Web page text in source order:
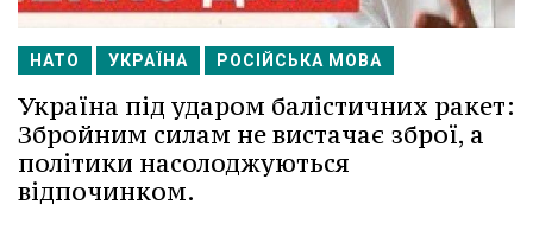
НАТО УКРАЇНА РОСІЙСЬКА МОВА
Україна під ударом балістичних ракет:
Збройним силам не вистачає зброї, а
політики насолоджуються
відпочинком.